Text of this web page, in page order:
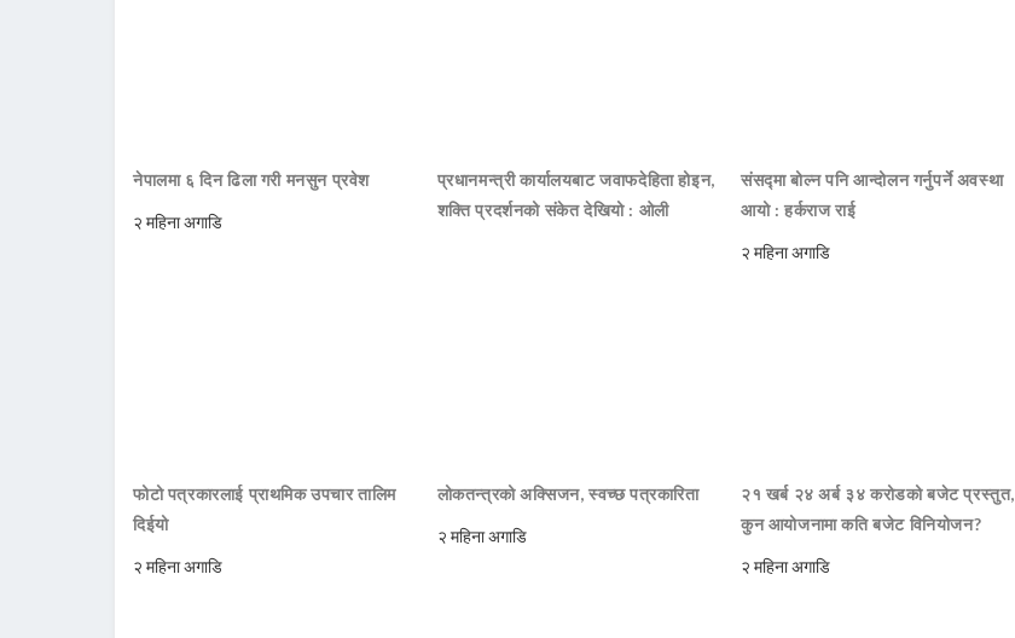
नेपालमा ६ दिन ढिला गरी मनसुन प्रवेश
२ महिना अगाडि
प्रधानमन्त्री कार्यालयबाट जवाफदेहिता होइन,
शक्ति प्रदर्शनको संकेत देखियो : ओली
संसद्मा बोल्न पनि आन्दोलन गर्नुपर्ने अवस्था
आयो : हर्कराज राई
२ महिना अगाडि
फोटो पत्रकारलाई प्राथमिक उपचार तालिम
दिईयो
२ महिना अगाडि
लोकतन्त्रको अक्सिजन, स्वच्छ पत्रकारिता
२ महिना अगाडि
२१ खर्ब २४ अर्ब ३४ करोडको बजेट प्रस्तुत,
कुन आयोजनामा कति बजेट विनियोजन?
२ महिना अगाडि